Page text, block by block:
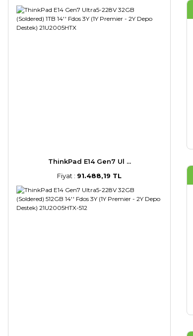
ThinkPad E14 Gen7 Ul ...
Fiyat : 91.488,19 TL